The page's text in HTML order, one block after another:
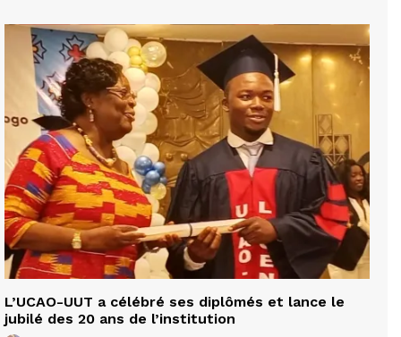
L’UCAO-UUT a célébré ses diplômés et lance le
jubilé des 20 ans de l’institution